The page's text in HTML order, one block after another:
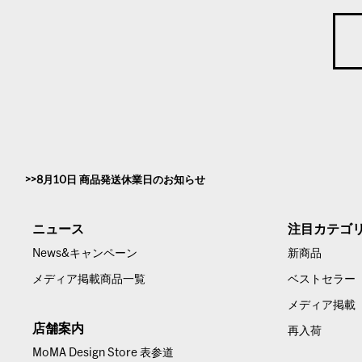
8月10日 商品発送休業日のお知らせ
ニュース
News&キャンペーン
メディア掲載商品一覧
店舗案内
MoMA Design Store 表参道
注目カテゴ
新商品
ベストセラー
メディア掲載
再入荷